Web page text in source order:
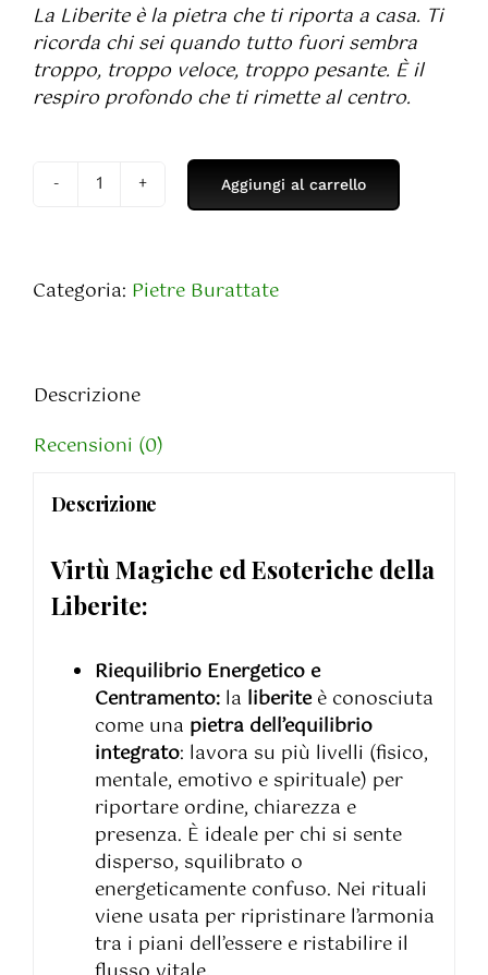
La Liberite è la pietra che ti riporta a casa. Ti
ricorda chi sei quando tutto fuori sembra
troppo, troppo veloce, troppo pesante. È il
respiro profondo che ti rimette al centro.
Liberite
Aggiungi al carrello
Categoria: Pietre Burattate
Descrizione
Recensioni (0)
Descrizione
Virtù Magiche ed Esoteriche della
Liberite:
Riequilibrio Energetico e
Centramento: la liberiteè conosciuta
come una pietra dell’equilibrio
integrato: lavora su più livelli (fisico,
mentale, emotivo e spirituale) per
riportare ordine, chiarezza e
presenza. È ideale per chi si sente
disperso, squilibrato o
energeticamente confuso. Nei rituali
viene usata per ripristinare l’armonia
tra i piani dell’essere e ristabilire il